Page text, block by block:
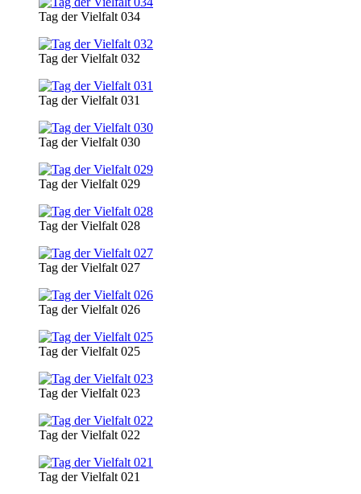
Tag der Vielfalt 034
Tag der Vielfalt 032
Tag der Vielfalt 031
Tag der Vielfalt 030
Tag der Vielfalt 029
Tag der Vielfalt 028
Tag der Vielfalt 027
Tag der Vielfalt 026
Tag der Vielfalt 025
Tag der Vielfalt 023
Tag der Vielfalt 022
Tag der Vielfalt 021